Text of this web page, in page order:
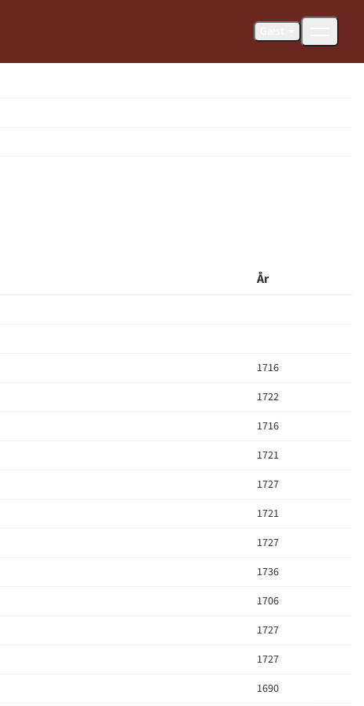
År
1716
1722
1716
1721
1727
1721
1727
1736
1706
1727
1727
1690